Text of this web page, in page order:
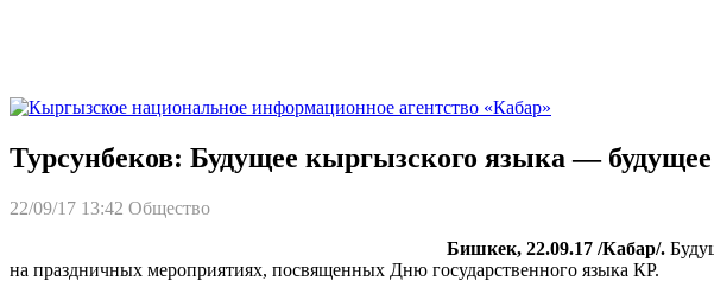
Турсунбеков: Будущее кыргызского языка — будущее
22/09/17 13:42 Общество
Бишкек, 22.09.17 /Кабар/.
на праздничных мероприятиях, посвященных Дню государственного языка КР.